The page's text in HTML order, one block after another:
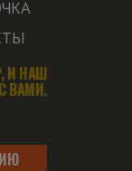
И НАШ
ВАМИ.